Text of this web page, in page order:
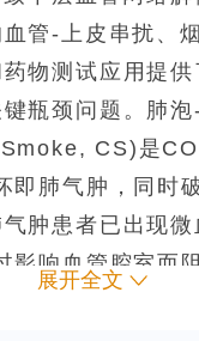
管-上皮串扰、
物测试应用提供
瓶颈问题。肺
CS)是
肺气肿，同时
肿患者已出现
响血管腔室而
展开全文